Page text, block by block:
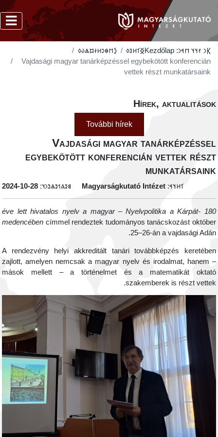
𐲞𐳙 𐳐𐳦𐳦 𐳮𐳀𐳙:
Kezdőlap
‮𐲏𐳑𐳢𐳉𐳓
‮𐲋𐳮𐳌𐳛𐳢𐳇𐳪𐳖𐳜𐳓
Vajdasági magyar tanárképzéssel egybekötött konferencián
vettek részt munkatársaink
Hírek,
További hírek
Vajdasági magyar
egybekötött konferencián vettek
𐳑𐳢𐳦𐳀:
Magyarságkutató Intézet
𐳘𐳉𐳍𐳒𐳉𐳖𐳉𐳙𐳦:
‭2024-10-28
180 éve lett hivatalos nyelv a magyar – Nyelvpolitika a Kárpát-
medencébencímmel rendeztek tudományos tanácskozást
25–26-án a vajdasági
A rendezvény helyi akkreditált tanári továbbképzés
zajlott, amelyen nemcsak a magyar nyelv és irodalmat, hanem
mások mellett – a történelmet és a matematikát
szakemberek is részt